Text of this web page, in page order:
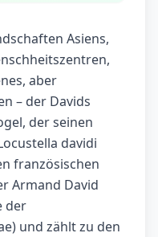
Asiens,
aber
– der Davids
der seinen
davidi
französischen
Armand David
der
und zählt zu den